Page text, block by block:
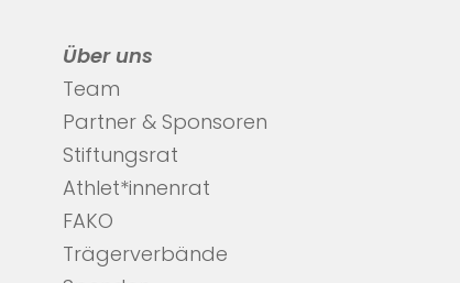
Über uns
Team
Partner & Sponsoren
Stiftungsrat
Athlet*innenrat
FAKO
Trägerverbände